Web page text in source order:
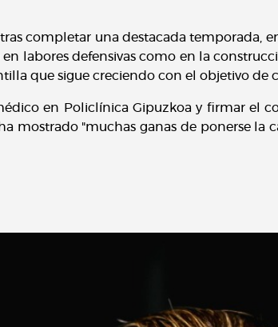
completar una destacada temporada,
labores defensivas como en la
que sigue creciendo con el objetivo de
en Policlínica Gipuzkoa y firmar el
mostrado "muchas ganas de ponerse la